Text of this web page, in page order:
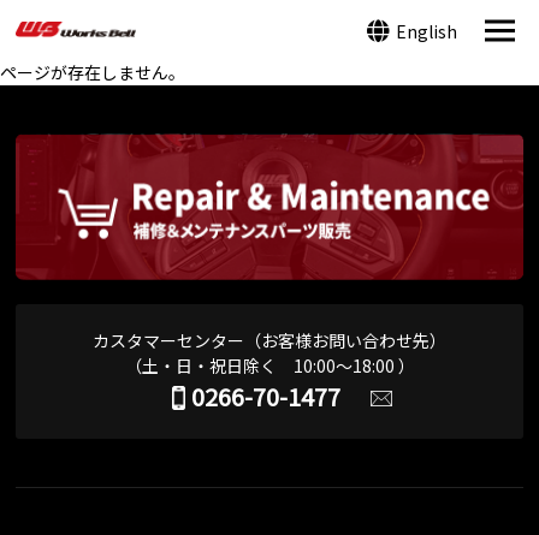
English
ページが存在しません。
カスタマーセンター（お客様お問い合わせ先）
（土・日・祝日除く 10:00～18:00 ）
0266-70-1477